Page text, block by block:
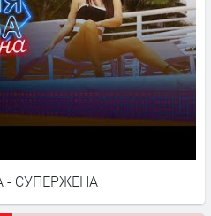
- СУПЕРЖЕНА